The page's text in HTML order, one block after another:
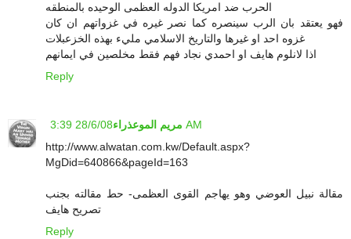
الحرب ضد امريكا الدوله العظمى الوحيده بالمنطقه
فهو يعتقد بان الرب سينصره كما نصر غيره في غزواتهم ان كان
غزوه احد او غيرها والتاريخ الاسلامي مليء بهذه الخزعبلات
اذا لانلوم هايف او احمدي نجاد فهم فقط مخلصين في ايمانهم
Reply
مريم الموعذراء 28/6/08 3:39 AM
http://www.alwatan.com.kw/Default.aspx?
MgDid=640866&pageId=163
مقالة نبيل العوضي وهو يهاجم القوى العظمى- حط مقالته بجنب
تصريح هايف
Reply